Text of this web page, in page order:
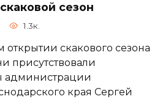
сезон
1.3к.
открытии скакового сезона
присутствовали
администрации
края Сергей